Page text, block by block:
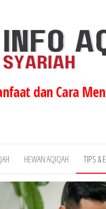
dan Cara
HEWAN AQIQAH TIPS &